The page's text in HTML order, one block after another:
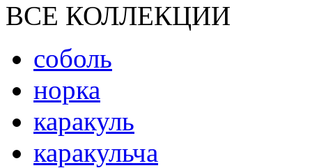
ВСЕ КОЛЛЕКЦИИ
соболь
норка
каракуль
каракульча